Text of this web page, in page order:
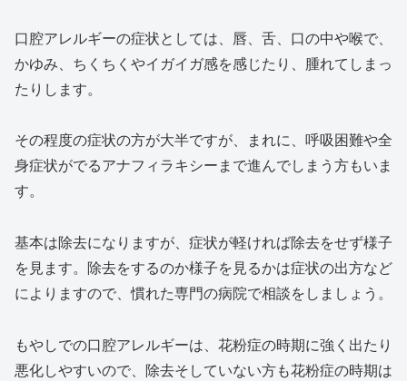
口腔アレルギーの症状としては、唇、舌、口の中や喉で、
かゆみ、ちくちくやイガイガ感を感じたり、腫れてしまっ
たりします。
その程度の症状の方が大半ですが、まれに、呼吸困難や全
身症状がでるアナフィラキシーまで進んでしまう方もいま
す。
基本は除去になりますが、症状が軽ければ除去をせず様子
を見ます。除去をするのか様子を見るかは症状の出方など
によりますので、慣れた専門の病院で相談をしましょう。
もやしでの口腔アレルギーは、花粉症の時期に強く出たり
悪化しやすいので、除去そしていない方も花粉症の時期は